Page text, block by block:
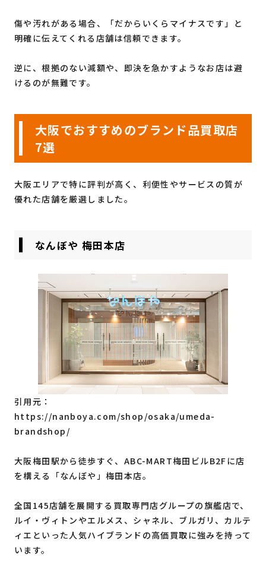
傷や汚れがある場合、「だからいくらマイナスです」と
明確に伝えてくれる店舗は信頼できます。
逆に、根拠のない減額や、即決を急かすようなお店は避
けるのが無難です。
大阪でおすすめのブランド品買取店
7選
大阪エリアで特に評判が高く、利便性やサービスの質が
優れた店舗を厳選しました。
なんぼや 梅田本店
引用元：
https://nanboya.com/shop/osaka/umeda-
brandshop/
大阪梅田駅から徒歩すぐ、ABC-MART梅田ビルB2Fに店
を構える「なんぼや」梅田本店。
全国145店舗を展開する買取専門店グループの旗艦店で、
ルイ・ヴィトンやエルメス、シャネル、ブルガリ、カルテ
ィエといった人気ハイブランドの高価買取に強みを持って
います。